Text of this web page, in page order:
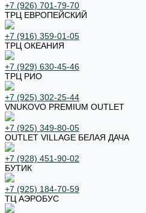
+7 (926) 701-79-70
ТРЦ ЕВРОПЕЙСКИЙ
+7 (916) 359-01-05
ТРЦ ОКЕАНИЯ
+7 (929) 630-45-46
ТРЦ РИО
+7 (925) 302-25-44
VNUKOVO PREMIUM OUTLET
+7 (925) 349-80-05
OUTLET VILLAGE БЕЛАЯ ДАЧА
+7 (928) 451-90-02
БУТИК
+7 (925) 184-70-59
ТЦ АЭРОБУС